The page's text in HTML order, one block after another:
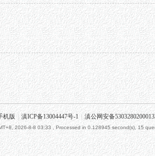
机版 滇ICP备13004447号-1 | 滇公网安备
2026-8-8 03:33 , Processed in 0.128945 second(s), 15